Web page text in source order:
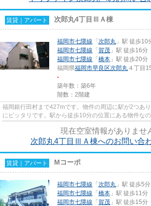
賃貸｜アパート 次郎丸4丁目ⅢＡ棟
福岡市七隈線 「 次郎丸 」駅 徒歩10
福岡市七隈線 「 賀茂 」駅 徒歩16分
福岡市七隈線 「 橋本 」駅 徒歩20分
福岡県福岡市早良区次郎丸 ４丁目
-
築年数：築6年
階数：2階建
福岡銀行田村まで427mです。物件の周辺に駅が2つあ
にピッタリです。駅から徒歩10分の位置にある物件な
現在空室情報がありませ
次郎丸4丁目ⅢＡ棟へのお問い合
賃貸｜アパート Mコーポ
福岡市七隈線 「 次郎丸 」駅 徒歩5分
福岡市七隈線 「 橋本 」駅 徒歩11分
福岡市七隈線 「 賀茂 」駅 徒歩15分